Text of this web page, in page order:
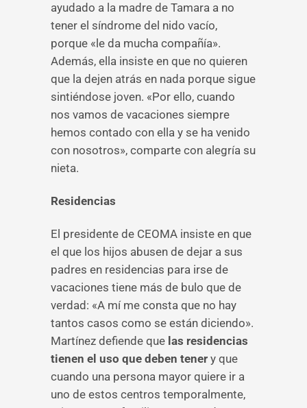
ayudado a la madre de Tamara a no
tener el síndrome del nido vacío,
porque «le da mucha compañía».
Además, ella insiste en que no quieren
que la dejen atrás en nada porque sigue
sintiéndose joven. «Por ello, cuando
nos vamos de vacaciones siempre
hemos contado con ella y se ha venido
con nosotros», comparte con alegría su
nieta.
Residencias
El presidente de CEOMA insiste en que
el que los hijos abusen de dejar a sus
padres en residencias para irse de
vacaciones tiene más de bulo que de
verdad: «A mí me consta que no hay
tantos casos como se están diciendo».
Martínez defiende que las residencias
tienen el uso que deben tener y que
cuando una persona mayor quiere ir a
uno de estos centros temporalmente,